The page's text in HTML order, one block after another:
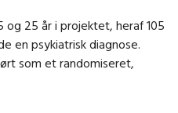
og 25 år i projektet, heraf 105
en psykiatrisk diagnose.
som et randomiseret,